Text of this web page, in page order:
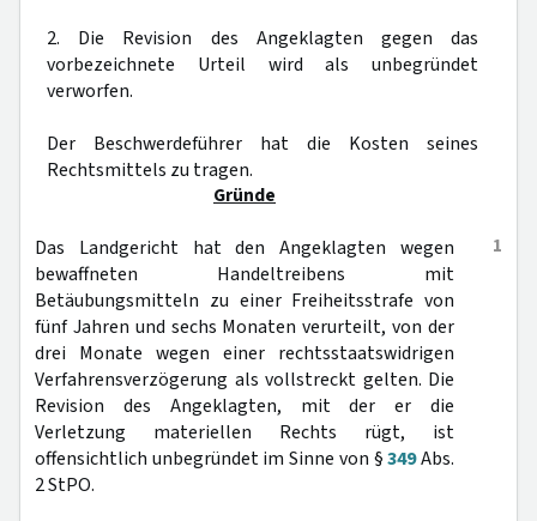
2. Die Revision des Angeklagten gegen das
vorbezeichnete Urteil wird als unbegründet
verworfen.
Der Beschwerdeführer hat die Kosten seines
Rechtsmittels zu tragen.
Gründe
1
Das Landgericht hat den Angeklagten wegen
bewaffneten Handeltreibens mit
Betäubungsmitteln zu einer Freiheitsstrafe von
fünf Jahren und sechs Monaten verurteilt, von der
drei Monate wegen einer rechtsstaatswidrigen
Verfahrensverzögerung als vollstreckt gelten. Die
Revision des Angeklagten, mit der er die
Verletzung materiellen Rechts rügt, ist
offensichtlich unbegründet im Sinne von §349Abs.
2 StPO.